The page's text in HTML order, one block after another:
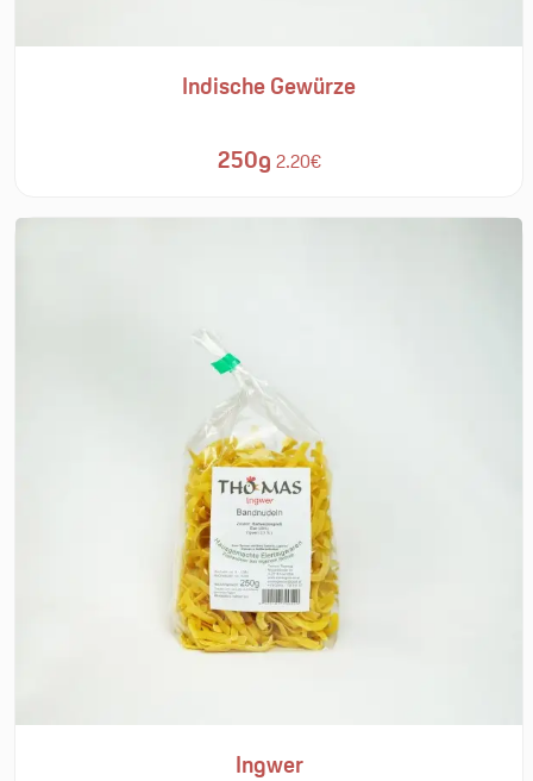
Indische Gewürze
250g 2.20€
Ingwer